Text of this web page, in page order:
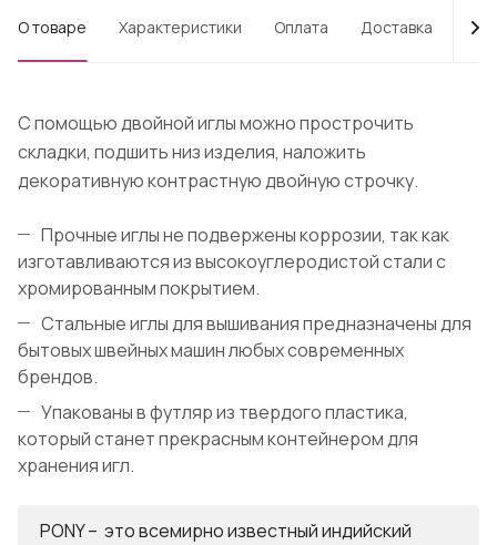
О товаре Характеристики Оплата Доставка
С помощью двойной иглы можно прострочить
складки, подшить низ изделия, наложить
декоративную контрастную двойную строчку.
Прочные иглы не подвержены коррозии, так как
изготавливаются из высокоуглеродистой стали с
хромированным покрытием.
Стальные иглы для вышивания предназначены для
бытовых швейных машин любых современных
брендов.
Упакованы в футляр из твердого пластика,
который станет прекрасным контейнером для
хранения игл.
PONY – это всемирно известный индийский